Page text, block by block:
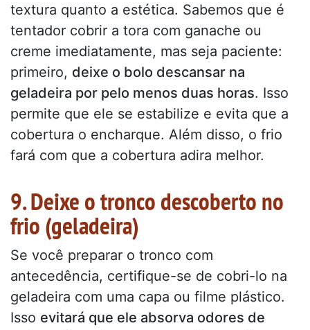
textura quanto a estética. Sabemos que é
tentador cobrir a tora com ganache ou
creme imediatamente, mas seja paciente:
primeiro, deixe o bolo descansar na
geladeira por pelo menos duas horas. Isso
permite que ele se estabilize e evita que a
cobertura o encharque. Além disso, o frio
fará com que a cobertura adira melhor.
9. Deixe o tronco descoberto no
frio (geladeira)
Se você preparar o tronco com
antecedência, certifique-se de cobri-lo na
geladeira com uma capa ou filme plástico.
Isso evitará que ele absorva odores de